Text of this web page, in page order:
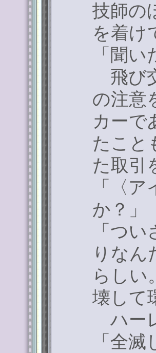
技師の
を着け
「聞
飛び
の注意
カーで
たこと
た取引
「〈
か？」
「つ
りなん
らしい
壊して
ハー
「全